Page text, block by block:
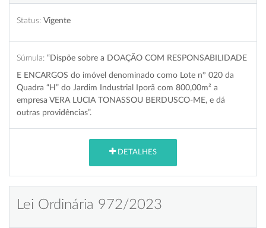
Status: Vigente
Súmula: “Dispõe sobre a DOAÇÃO COM RESPONSABILIDADE
E ENCARGOS do imóvel denominado como Lote nº 020 da
Quadra “H” do Jardim Industrial Iporã com 800,00m² a
empresa VERA LUCIA TONASSOU BERDUSCO-ME, e dá
outras providências”.
DETALHES
Lei Ordinária 972/2023